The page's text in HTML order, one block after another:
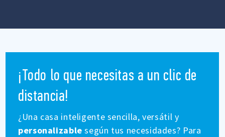
¡Todo lo que necesitas a un clic de
distancia!
¿Una casa inteligente sencilla, versátil y
personalizable según tus necesidades? Para